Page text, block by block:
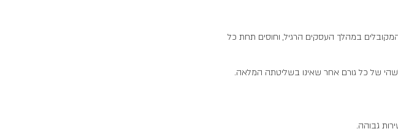
במהלך העסקים הרגיל, וחוסים תחת כל
של כל גורם אחר שאינו בשליטתה המלאה.
גבוהה.